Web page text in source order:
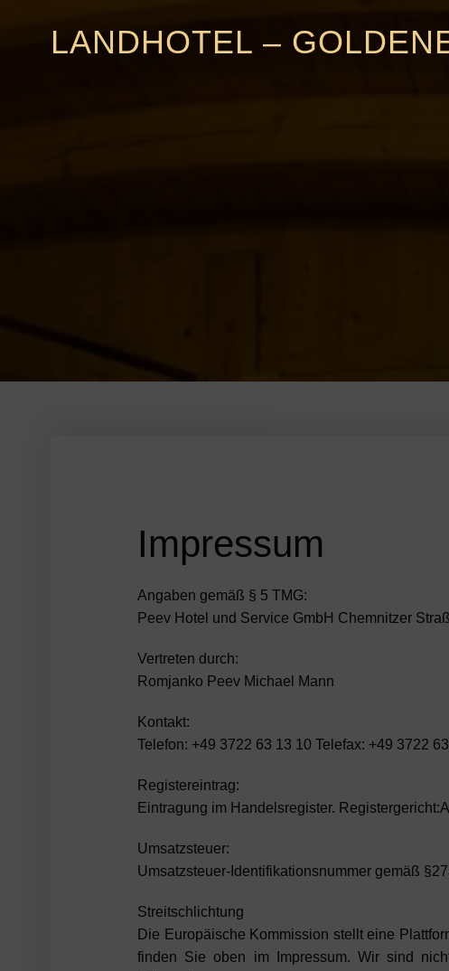
LANDHOTEL –
Impressum
Angaben gemäß § 5 TMG:
Peev Hotel und Service GmbH Chemnitzer
Vertreten durch:
Romjanko Peev Michael Mann
Kontakt:
Telefon: +49 3722 63 13 10 Telefax: +49 3722
Registereintrag:
Eintragung im Handelsregister.
Umsatzsteuer:
Umsatzsteuer-Identifikationsnummer gemäß
Streitschlichtung
Die Europäische Kommission stellt eine
finden Sie oben im Impressum. Wir sind